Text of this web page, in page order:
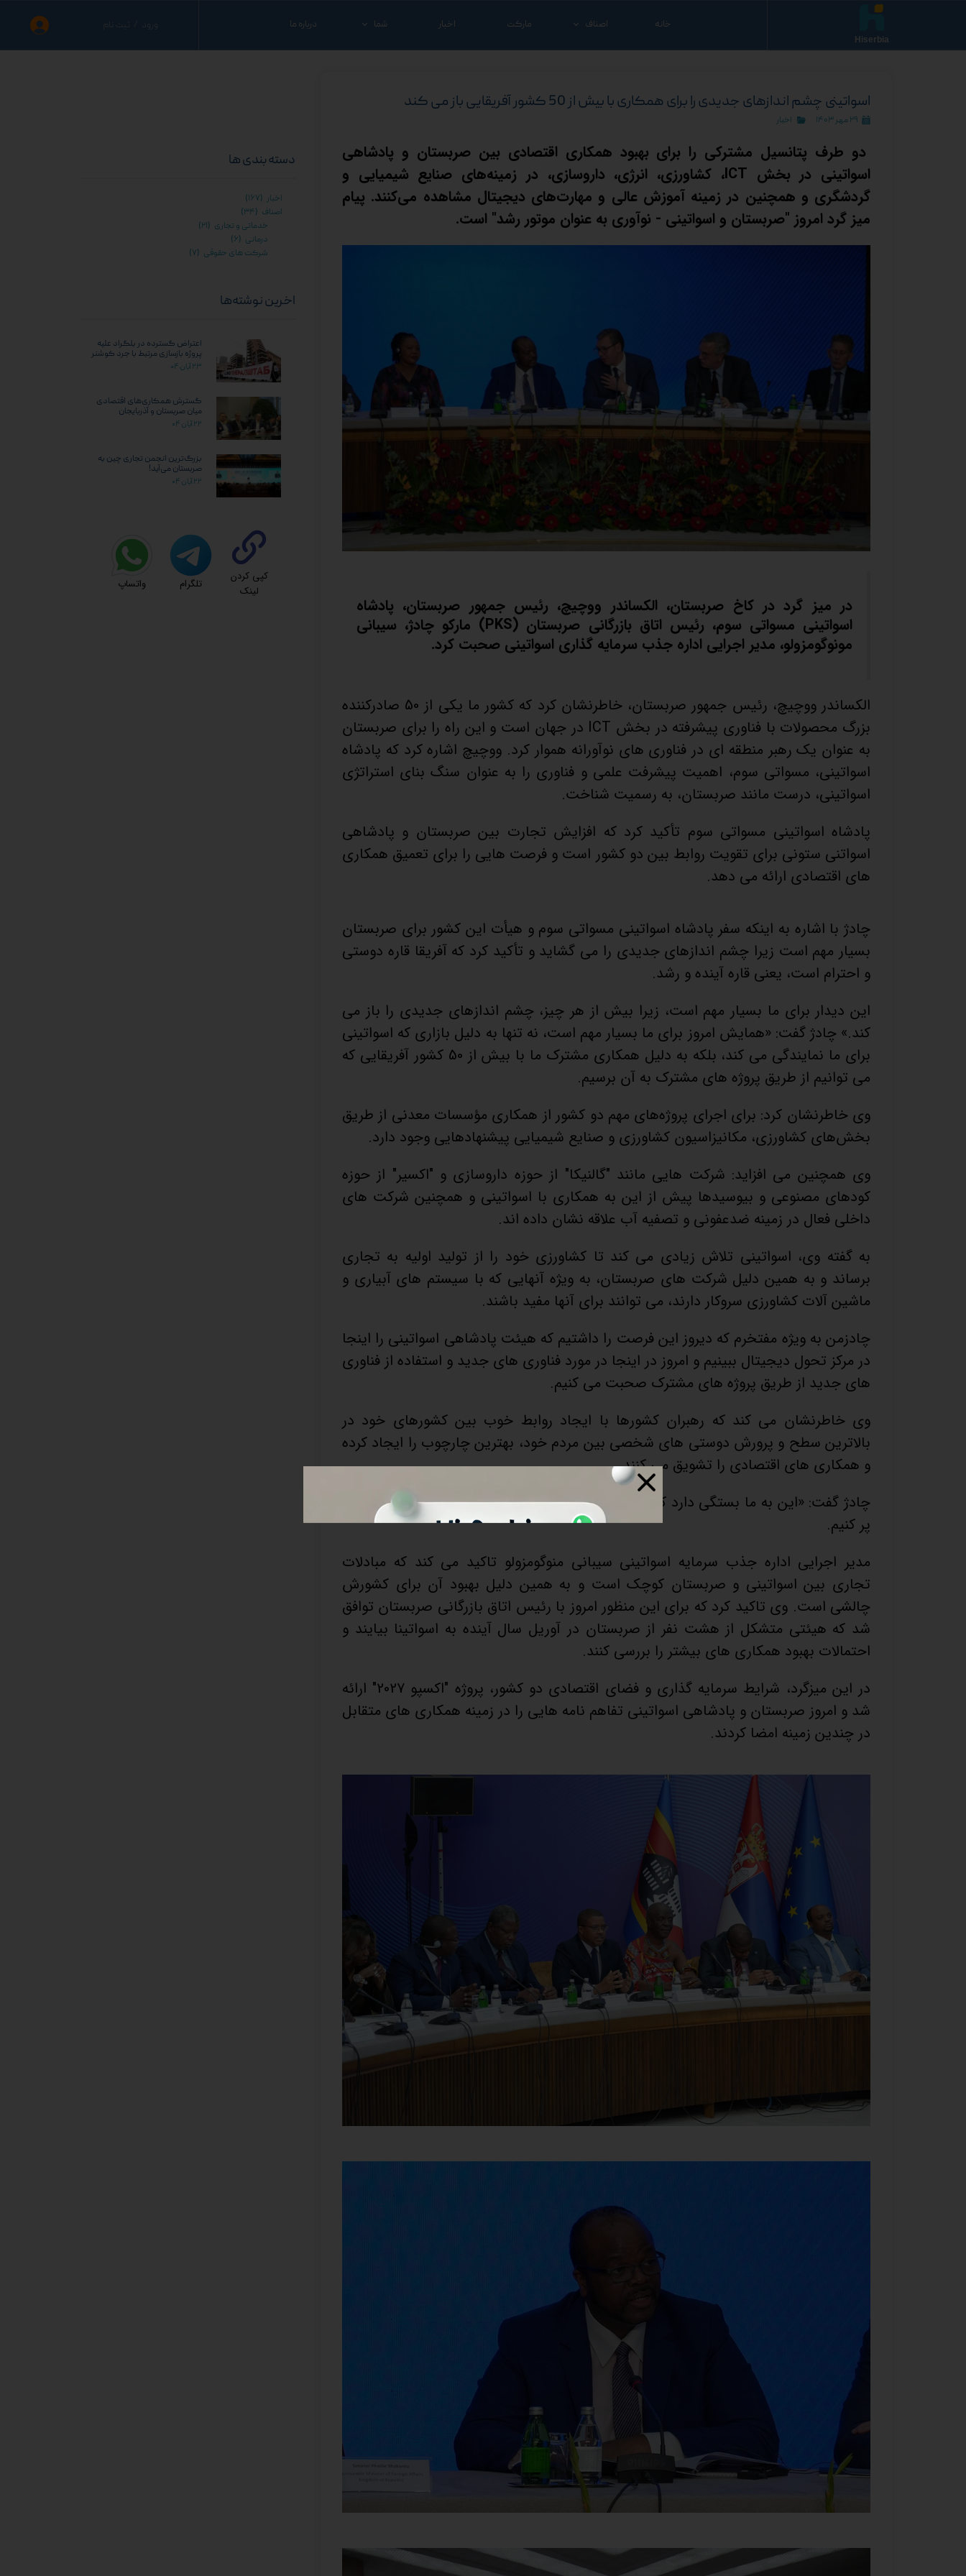
ثبت نام
خانه اصناف مارکت اخبار شما درباره ما
Hiserbia
اسواتینی چشم اندازهای جدیدی را برای همکاری با بیش از 50 کشور آفریقایی باز می کند
۲۹ مهر ۱۴۰۳ اخبار
دو طرف پتانسیل مشترکی را برای بهبود همکاری اقتصادی بین صربستان و پادشاهی
اسواتینی در بخش ICT، کشاورزی، انرژی، داروسازی، در زمینه‌های صنایع شیمیایی و
گردشگری و همچنین در زمینه آموزش عالی و مهارت‌های دیجیتال مشاهده می‌کنند. پیام
میز گرد امروز "صربستان و اسواتینی - نوآوری به عنوان موتور رشد" است.
در میز گرد در کاخ صربستان، الکساندر ووچیچ، رئیس جمهور صربستان، پادشاه
اسواتینی مسواتی سوم، رئیس اتاق بازرگانی صربستان (PKS) مارکو چادژ، سیبانی
مونوگومزولو، مدیر اجرایی اداره جذب سرمایه گذاری اسواتینی صحبت کرد.
الکساندر ووچیچ، رئیس جمهور صربستان، خاطرنشان کرد که کشور ما یکی از 50 صادرکننده
بزرگ محصولات با فناوری پیشرفته در بخش ICT در جهان است و این راه را برای صربستان
به عنوان یک رهبر منطقه ای در فناوری های نوآورانه هموار کرد. ووچیچ اشاره کرد که پادشاه
اسواتینی، مسواتی سوم، اهمیت پیشرفت علمی و فناوری را به عنوان سنگ بنای استراتژی
اسواتینی، درست مانند صربستان، به رسمیت شناخت.
پادشاه اسواتینی مسواتی سوم تأکید کرد که افزایش تجارت بین صربستان و پادشاهی
اسواتنی ستونی برای تقویت روابط بین دو کشور است و فرصت هایی را برای تعمیق همکاری
های اقتصادی ارائه می دهد.
چادژ با اشاره به اینکه سفر پادشاه اسواتینی مسواتی سوم و هیأت این کشور برای صربستان
بسیار مهم است زیرا چشم اندازهای جدیدی را می گشاید و تأکید کرد که آفریقا قاره دوستی
و احترام است، یعنی قاره آینده و رشد.
این دیدار برای ما بسیار مهم است، زیرا بیش از هر چیز، چشم اندازهای جدیدی را باز می
کند.» چادژ گفت: «همایش امروز برای ما بسیار مهم است، نه تنها به دلیل بازاری که اسواتینی
برای ما نمایندگی می کند، بلکه به دلیل همکاری مشترک ما با بیش از 50 کشور آفریقایی که
می توانیم از طریق پروژه های مشترک به آن برسیم.
وی خاطرنشان کرد: برای اجرای پروژه‌های مهم دو کشور از همکاری مؤسسات معدنی از طریق
بخش‌های کشاورزی، مکانیزاسیون کشاورزی و صنایع شیمیایی پیشنهادهایی وجود دارد.
وی همچنین می افزاید: شرکت هایی مانند "گالنیکا" از حوزه داروسازی و "اکسیر" از حوزه
کودهای مصنوعی و بیوسیدها پیش از این به همکاری با اسواتینی و همچنین شرکت های
داخلی فعال در زمینه ضدعفونی و تصفیه آب علاقه نشان داده اند.
به گفته وی، اسواتینی تلاش زیادی می کند تا کشاورزی خود را از تولید اولیه به تجاری
برساند و به همین دلیل شرکت های صربستان، به ویژه آنهایی که با سیستم های آبیاری و
ماشین آلات کشاورزی سروکار دارند، می توانند برای آنها مفید باشند.
چادزمن به ویژه مفتخرم که دیروز این فرصت را داشتیم که هیئت پادشاهی اسواتینی را اینجا
در مرکز تحول دیجیتال ببینیم و امروز در اینجا در مورد فناوری های جدید و استفاده از فناوری
های جدید از طریق پروژه های مشترک صحبت می کنیم.
وی خاطرنشان می کند که رهبران کشورها با ایجاد روابط خوب بین کشورهای خود در
بالاترین سطح و پرورش دوستی های شخصی بین مردم خود، بهترین چارچوب را ایجاد کرده
و همکاری های اقتصادی را تشویق می کنند.
چادژ گفت: «این به ما بستگی دارد که این چارچوب را با مشاغل و سرمایه گذاری های خوب
پر کنیم.
مدیر اجرایی اداره جذب سرمایه اسواتینی سیبانی منوگومزولو تاکید می کند که مبادلات
تجاری بین اسواتینی و صربستان کوچک است و به همین دلیل بهبود آن برای کشورش
چالشی است. وی تاکید کرد که برای این منظور امروز با رئیس اتاق بازرگانی صربستان توافق
شد که هیئتی متشکل از هشت نفر از صربستان در آوریل سال آینده به اسواتینا بیایند و
احتمالات بهبود همکاری های بیشتر را بررسی کنند.
در این میزگرد، شرایط سرمایه گذاری و فضای اقتصادی دو کشور، پروژه "اکسپو 2027" ارائه
شد و امروز صربستان و پادشاهی اسواتینی تفاهم نامه هایی را در زمینه همکاری های متقابل
در چندین زمینه امضا کردند.
دسته بندی ها
اخبار (۱۶۷)
اصناف (۳۴)
خدماتی و تجاری (۲۱)
درمانی (۶)
شرکت های حقوقی (۷)
اخرین نوشته‌ها
اعتراض گسترده در بلگراد علیه
پروژه بازسازی مرتبط با جرد کوشنر
۲۳ آبان ۰۴
گسترش همکاری‌های اقتصادی
میان صربستان و آذربایجان
۲۲ آبان ۰۴
بزرگ‌ترین انجمن تجاری چین به
صربستان می‌آید!
۲۲ آبان ۰۴
کپی کردن
لینک
تلگرام واتساپ